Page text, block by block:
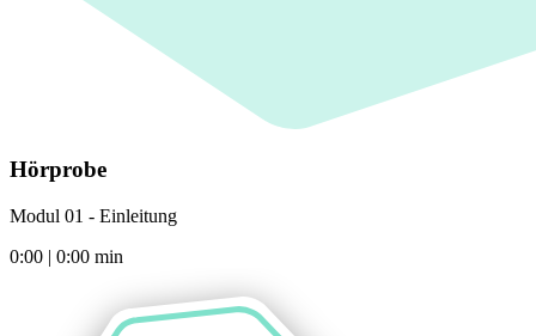
Hörprobe
Modul 01 - Einleitung
0:00 | 0:00 min